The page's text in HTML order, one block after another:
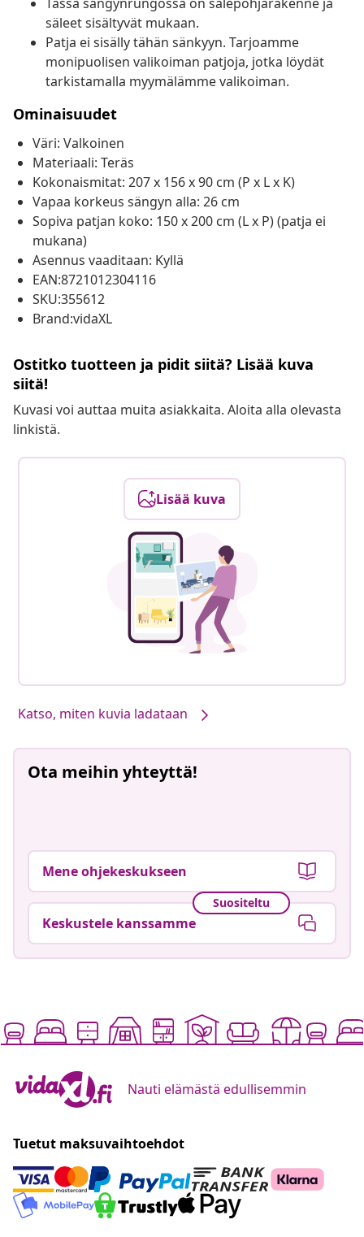
säleet sisältyvät mukaan.
Patja ei sisälly tähän sänkyyn. Tarjoamme
monipuolisen valikoiman patjoja, jotka löydät
tarkistamalla myymälämme valikoiman.
Ominaisuudet
Väri: Valkoinen
Materiaali: Teräs
Kokonaismitat: 207 x 156 x 90 cm (P x L x K)
Vapaa korkeus sängyn alla: 26 cm
Sopiva patjan koko: 150 x 200 cm (L x P) (patja ei
mukana)
Asennus vaaditaan: Kyllä
EAN:8721012304116
SKU:355612
Brand:vidaXL
Ostitko tuotteen ja pidit siitä? Lisää kuva
siitä!
Kuvasi voi auttaa muita asiakkaita. Aloita alla olevasta
linkistä.
Lisää kuva
Katso, miten kuvia ladataan
Ota meihin yhteyttä!
Mene ohjekeskukseen
Suositeltu
Keskustele kanssamme
Nauti elämästä edullisemmin
Tuetut maksuvaihtoehdot